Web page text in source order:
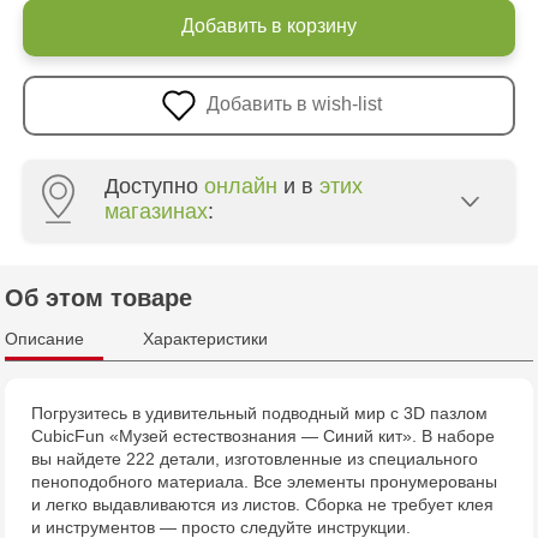
Добавить в корзину
Добавить в wish-list
Доступно онлайн и в этих
магазинах:
Multistore Centru - bd. Cantemir, 6
Jucarenia Buiucani Alfa
Jucărenia Bălți - str. Alexandru Cel Bun, 5
Об этом товаре
Описание Характеристики
Погрузитесь в удивительный подводный мир с 3D пазлом
CubicFun «Музей естествознания — Синий кит». В наборе
вы найдете 222 детали, изготовленные из специального
пеноподобного материала. Все элементы пронумерованы
и легко выдавливаются из листов. Сборка не требует клея
и инструментов — просто следуйте инструкции.